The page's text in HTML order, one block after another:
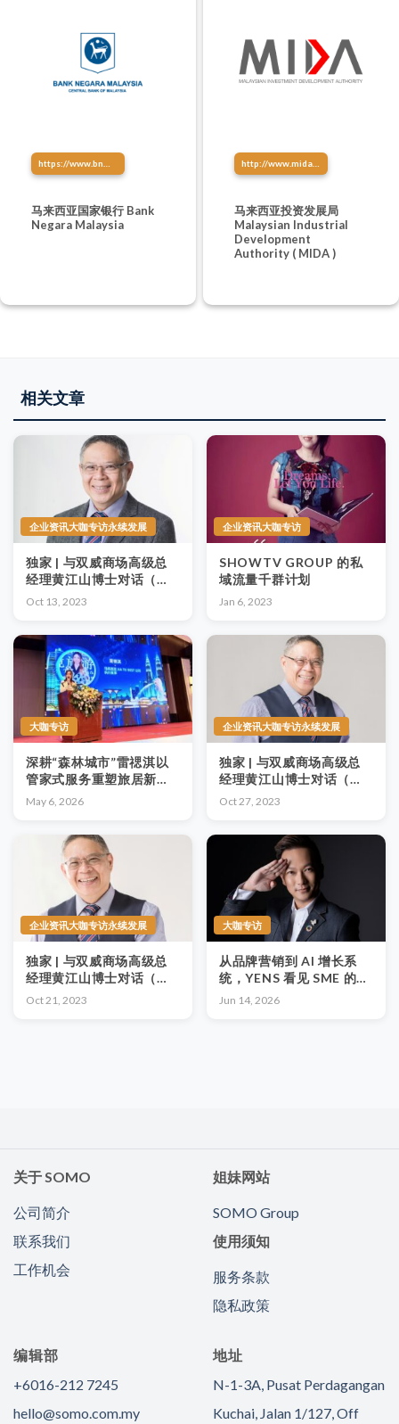
马来西亚国家银行 Bank
Negara Malaysia
http://www.mida.gov.my/
马来西亚投资发展局
Malaysian Industrial
Development
Authority ( MIDA )
相关文章
企业资讯大咖专访永续发展
独家 | 与双威商场高级总
经理黄江山博士对话（第
一篇）：谈双威商场可持
Oct 13, 2023
企业资讯大咖专访
SHOWTV GROUP 的私
域流量千群计划
Jan 6, 2023
大咖专访
深耕“森林城市”雷禗淇以
管家式服务重塑旅居新标
杆
May 6, 2026
企业资讯大咖专访永续发展
独家 | 与双威商场高级总
经理黄江山博士对话（完
结篇）：企业可以如何开
Oct 27, 2023
企业资讯大咖专访永续发展
独家 | 与双威商场高级总
经理黄江山博士对话（第
三篇）：实施可持续发展
Oct 21, 2023
大咖专访
从品牌营销到 AI 增长系
统，YENS 看见 SME 的新
竞争压力
Jun 14, 2026
关于 SOMO
公司简介
联系我们
工作机会
姐妹网站
SOMO Group
使用须知
服务条款
隐私政策
编辑部
+6016-212 7245
hello@somo.com.my
地址
N-1-3A, Pusat Perdagangan
Kuchai, Jalan 1/127, Off